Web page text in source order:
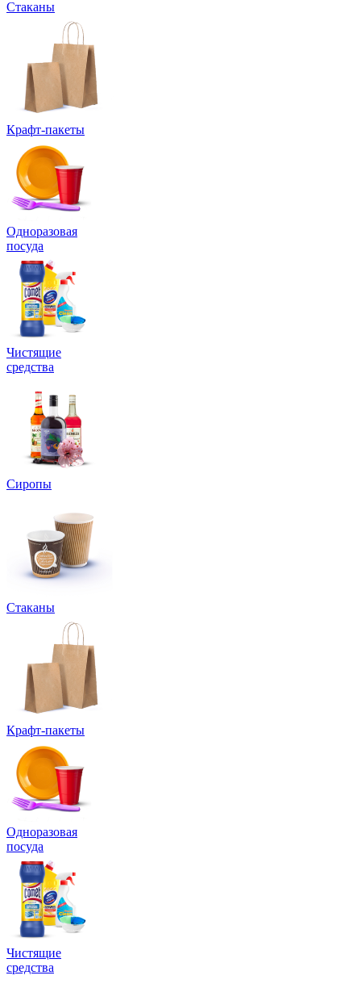
Стаканы
Крафт-пакеты
Одноразовая
посуда
Чистящие
средства
Сиропы
Стаканы
Крафт-пакеты
Одноразовая
посуда
Чистящие
средства